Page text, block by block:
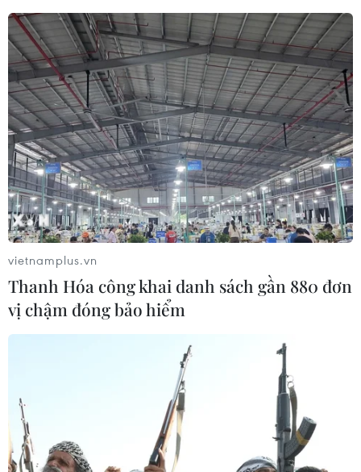
vietnamplus.vn
Thanh Hóa công khai danh sách gần 880 đơn
vị chậm đóng bảo hiểm